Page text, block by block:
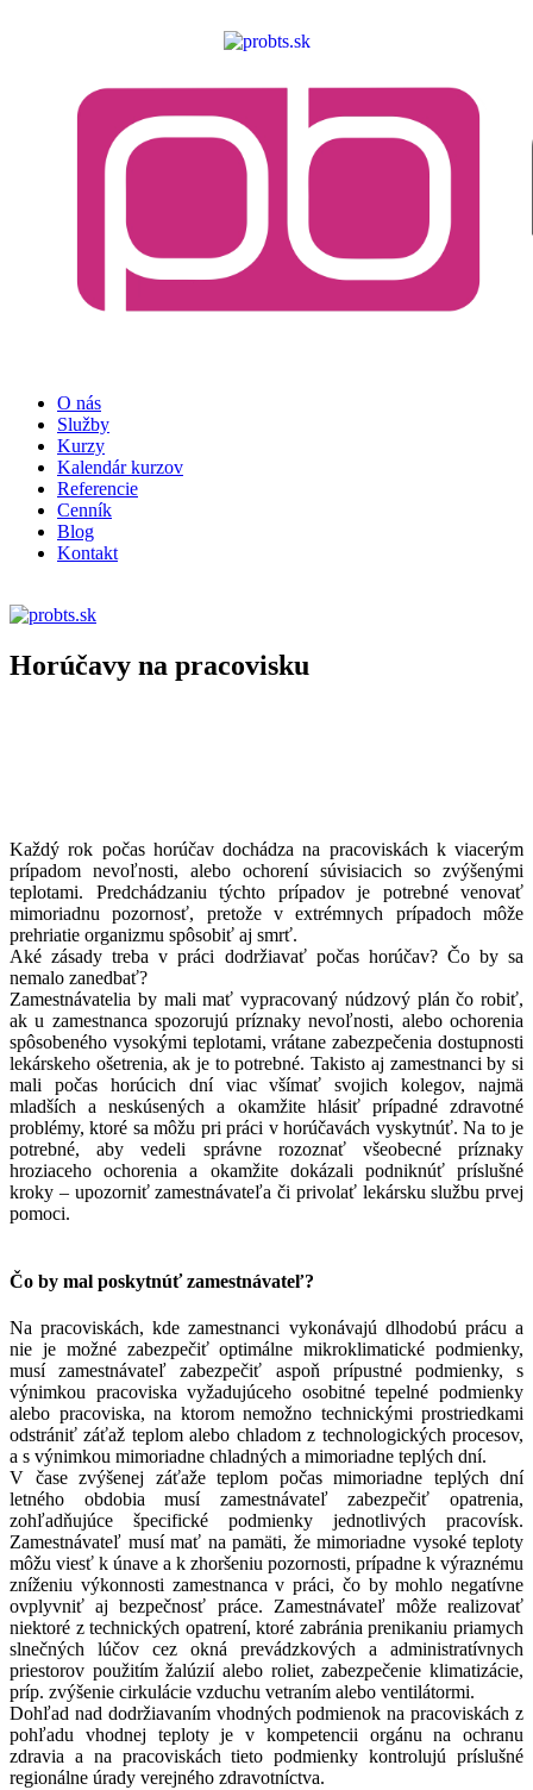
O nás
Služby
Kurzy
Kalendár kurzov
Referencie
Cenník
Blog
Kontakt
Horúčavy na pracovisku
Každý rok počas horúčav dochádza na pracoviskách k viacerým
prípadom nevoľnosti, alebo ochorení súvisiacich so zvýšenými
teplotami. Predchádzaniu týchto prípadov je potrebné venovať
mimoriadnu pozornosť, pretože v extrémnych prípadoch môže
prehriatie organizmu spôsobiť aj smrť.
Aké zásady treba v práci dodržiavať počas horúčav? Čo by sa
nemalo zanedbať?
Zamestnávatelia by mali mať vypracovaný núdzový plán čo robiť,
ak u zamestnanca spozorujú príznaky nevoľnosti, alebo ochorenia
spôsobeného vysokými teplotami, vrátane zabezpečenia dostupnosti
lekárskeho ošetrenia, ak je to potrebné. Takisto aj zamestnanci by si
mali počas horúcich dní viac všímať svojich kolegov, najmä
mladších a neskúsených a okamžite hlásiť prípadné zdravotné
problémy, ktoré sa môžu pri práci v horúčavách vyskytnúť. Na to je
potrebné, aby vedeli správne rozoznať všeobecné príznaky
hroziaceho ochorenia a okamžite dokázali podniknúť príslušné
kroky – upozorniť zamestnávateľa či privolať lekársku službu prvej
pomoci.
Čo by mal poskytnúť zamestnávateľ?
Na pracoviskách, kde zamestnanci vykonávajú dlhodobú prácu a
nie je možné zabezpečiť optimálne mikroklimatické podmienky,
musí zamestnávateľ zabezpečiť aspoň prípustné podmienky, s
výnimkou pracoviska vyžadujúceho osobitné tepelné podmienky
alebo pracoviska, na ktorom nemožno technickými prostriedkami
odstrániť záťaž teplom alebo chladom z technologických procesov,
a s výnimkou mimoriadne chladných a mimoriadne teplých dní.
V čase zvýšenej záťaže teplom počas mimoriadne teplých dní
letného obdobia musí zamestnávateľ zabezpečiť opatrenia,
zohľadňujúce špecifické podmienky jednotlivých pracovísk.
Zamestnávateľ musí mať na pamäti, že mimoriadne vysoké teploty
môžu viesť k únave a k zhoršeniu pozornosti, prípadne k výraznému
zníženiu výkonnosti zamestnanca v práci, čo by mohlo negatívne
ovplyvniť aj bezpečnosť práce. Zamestnávateľ môže realizovať
niektoré z technických opatrení, ktoré zabránia prenikaniu priamych
slnečných lúčov cez okná prevádzkových a administratívnych
priestorov použitím žalúzií alebo roliet, zabezpečenie klimatizácie,
príp. zvýšenie cirkulácie vzduchu vetraním alebo ventilátormi.
Dohľad nad dodržiavaním vhodných podmienok na pracoviskách z
pohľadu vhodnej teploty je v kompetencii orgánu na ochranu
zdravia a na pracoviskách tieto podmienky kontrolujú príslušné
regionálne úrady verejného zdravotníctva.